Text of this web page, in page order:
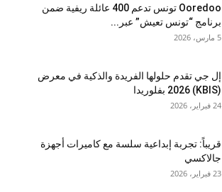
Ooredoo تونس تدعم 400 عائلة ريفية ضمن
برنامج “تونس تعيش” عبر...
5 مارس، 2026
إل جي تقدم حلولها الفريدة والذكية في معرض
(KBIS) 2026 بفلوريدا
24 فبراير، 2026
قريباً: تجربة إبداعية سلسة مع كاميرات أجهزة
جالاكسي
23 فبراير، 2026